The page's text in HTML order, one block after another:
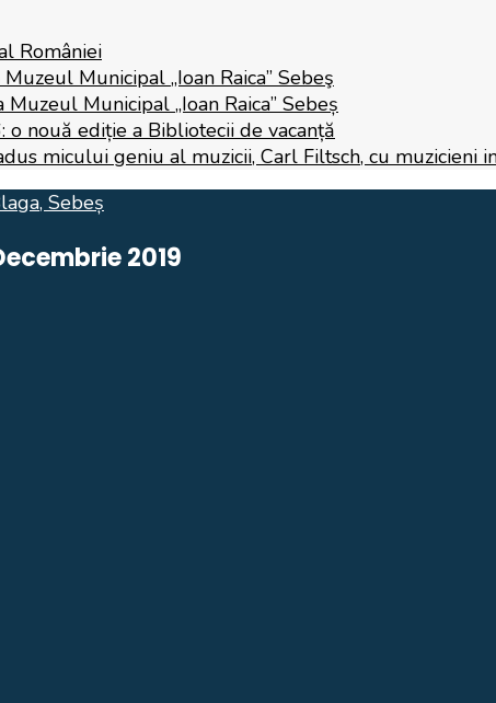
României
Municipal „Ioan Raica” Sebeş
Municipal „Ioan Raica” Sebeș
nouă ediție a Bibliotecii de vacanță
micului geniu al muzicii, Carl Filtsch, cu muzicieni
2019